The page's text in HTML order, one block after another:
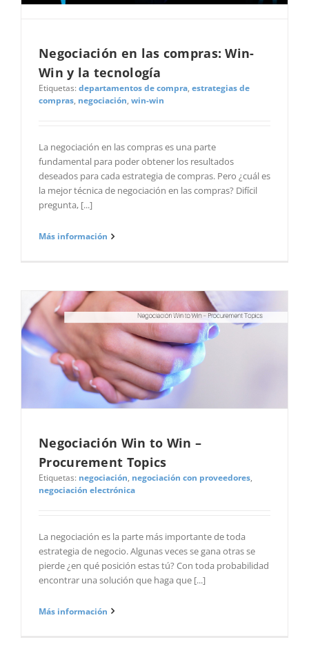
Negociación en las compras: Win-
Win y la tecnología
Etiquetas: departamentos de compra, estrategias de
compras, negociación, win-win
La negociación en las compras es una parte
fundamental para poder obtener los resultados
deseados para cada estrategia de compras. Pero ¿cuál es
la mejor técnica de negociación en las compras? Difícil
pregunta, [...]
Más información
Negociación Win to Win –
Procurement Topics
Etiquetas: negociación, negociación con proveedores,
negociación electrónica
La negociación es la parte más importante de toda
estrategia de negocio. Algunas veces se gana otras se
pierde ¿en qué posición estas tú? Con toda probabilidad
encontrar una solución que haga que [...]
Más información